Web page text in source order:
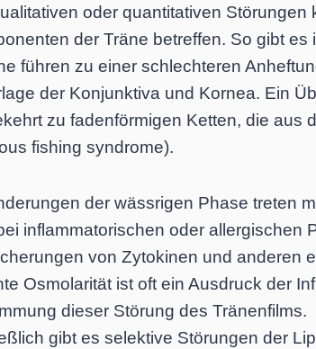
oder quantitativen
der Träne betreffen. So gibt
führen zu einer schlechteren
der Konjunktiva und Kornea. Ein
zu fadenförmigen Ketten, die aus
fishing syndrome).
der wässrigen Phase treten
inflammatorischen oder allergischen
von Zytokinen und anderen
Osmolarität ist oft ein Ausdruck der
dieser Störung des Tränenfilms.
gibt es selektive Störungen der